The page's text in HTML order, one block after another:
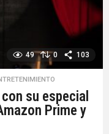
49 0 103
su especial
Prime y